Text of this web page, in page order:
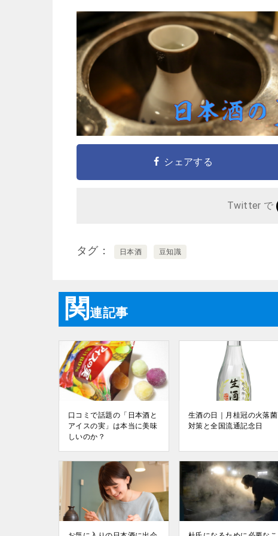
シェアする
Twitter で
タグ 日本酒 豆知識
関連記事
口コミで話題の「日本酒と
アイスの実」は本当に美味
しいのか？
生酒の日｜月桂冠の火落菌
対策と全国流通記念日